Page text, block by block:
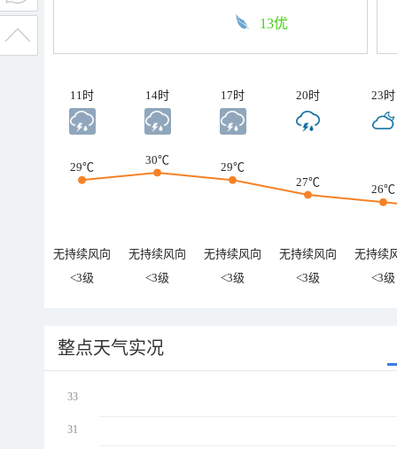
13优
11时 14时 17时 20时 23时
29℃
30℃
29℃
27℃
26℃
无持续风向 无持续风向 无持续风向 无持续风向
无持续
<3级
<3级 <3级 <3级 <3级
整点天气实况
33
31